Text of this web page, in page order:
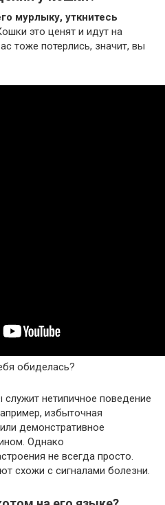
мурлыку, уткнитесь
это ценят и идут на
тоже потерлись, значит, вы
обиделась?
нетипичное поведение
избыточная
демонстративное
Однако
не всегда просто.
схожи с сигналами болезни.